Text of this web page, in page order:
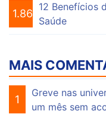
1.864
12 Benefícios
Saúde
MAIS
1
Greve nas
um mês sem